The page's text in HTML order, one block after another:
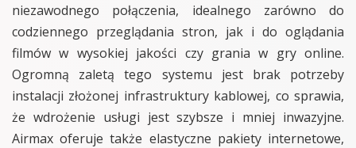
niezawodnego połączenia, idealnego zarówno do
codziennego przeglądania stron, jak i do oglądania
filmów w wysokiej jakości czy grania w gry online.
Ogromną zaletą tego systemu jest brak potrzeby
instalacji złożonej infrastruktury kablowej, co sprawia,
że wdrożenie usługi jest szybsze i mniej inwazyjne.
Airmax oferuje także elastyczne pakiety internetowe,